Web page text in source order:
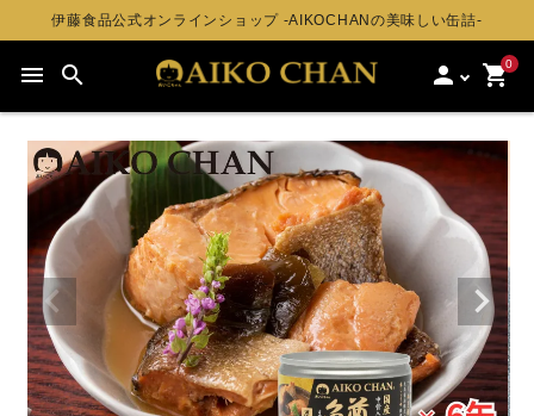
伊藤食品公式オンラインショップ -AIKOCHANの美味しい缶詰-
menu search person 0
shopping_cart